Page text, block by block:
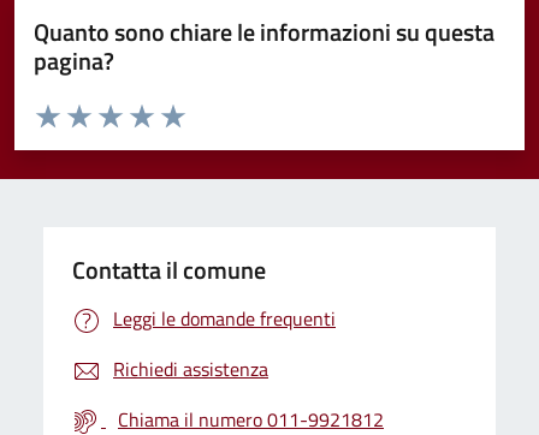
Quanto sono chiare le informazioni su questa
pagina?
Valuta da 1 a 5 stelle la pagina
Valuta 5 stelle su 5
Valuta 4 stelle su 5
Valuta 3 stelle su 5
Valuta 2 stelle su 5
Valuta 1 stelle su 5
Contatta il comune
Leggi le domande frequenti
Richiedi assistenza
Chiama il numero 011-9921812